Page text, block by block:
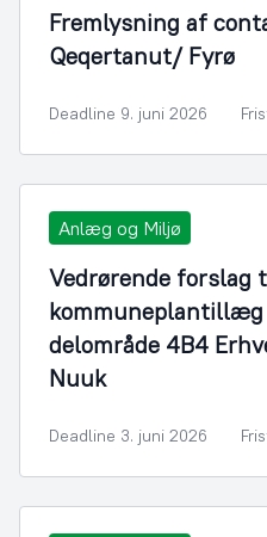
Fremlysning af
Qeqertanut/ Fyrø
Deadline 9. juni 2026
Anlæg og Miljø
Vedrørende forslag
kommuneplantillæg
delområde 4B4
Nuuk
Deadline 3. juni 2026